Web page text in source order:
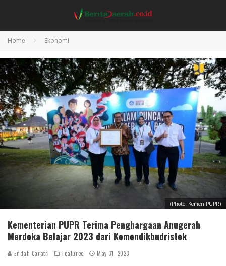
Home Ekonomi
(Photo: Kemen PUPR)
Kementerian PUPR Terima Penghargaan Anugerah
Merdeka Belajar 2023 dari Kemendikbudristek
Endah Caratri Featured May 31, 2023